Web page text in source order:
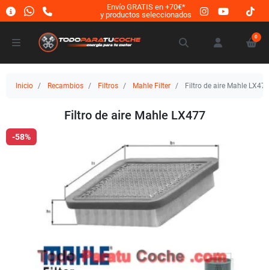
Envío GRATIS en +70€*
y productos seleccionados
0
Inicio Recambios Filtros Mahle Filter Filtro de aire Mahle LX477
Filtro de aire Mahle LX477
-58%